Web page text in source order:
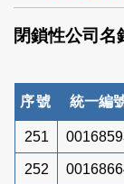
索
閉鎖性公司名
序號 統一編
251
252